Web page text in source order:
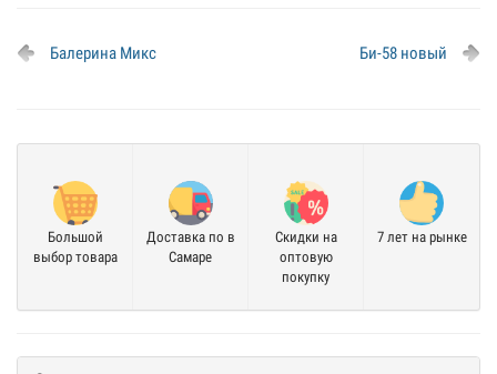
Балерина Микс Би-58 новый
Большой
выбор товара
Доставка по в
Самаре
Скидки на
оптовую
покупку
7 лет на рынке